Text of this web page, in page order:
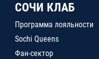
СОЧИ КЛАБ
Программа лояльности
Sochi Queens
Фан-сектор